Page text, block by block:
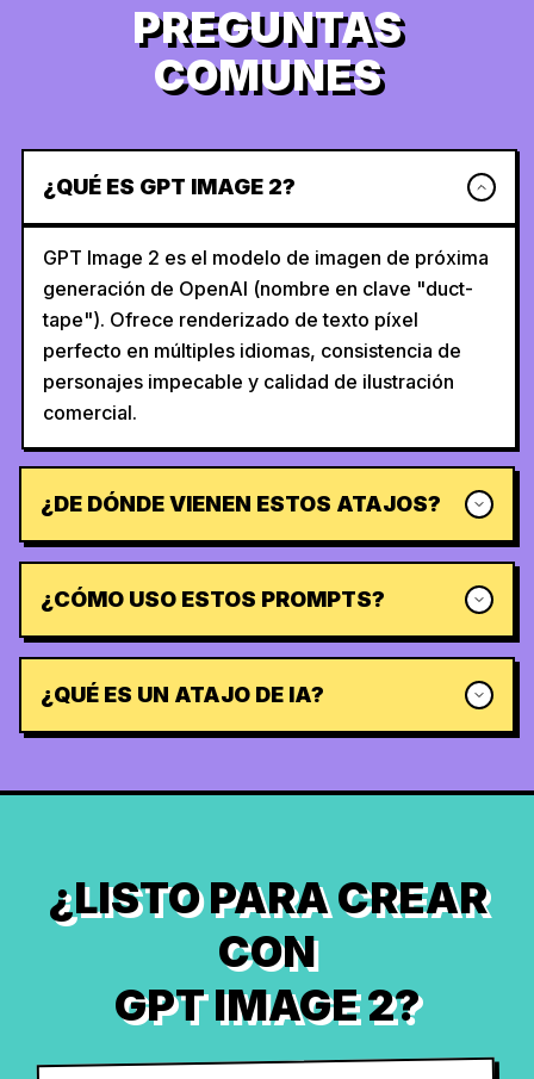
PREGUNTAS
COMUNES
¿QUÉ ES GPT IMAGE 2?
GPT Image 2 es el modelo de imagen de próxima
generación de OpenAI (nombre en clave "duct-
tape"). Ofrece renderizado de texto píxel
perfecto en múltiples idiomas, consistencia de
personajes impecable y calidad de ilustración
comercial.
¿DE DÓNDE VIENEN ESTOS ATAJOS?
¿CÓMO USO ESTOS PROMPTS?
¿QUÉ ES UN ATAJO DE IA?
¿LISTO PARA CREAR
CON
GPT IMAGE 2?